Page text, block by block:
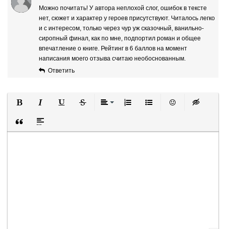
Можно почитать! У автора неплохой слог, ошибок в тексте
нет, сюжет и характер у героев присутствуют. Читалось легко
и с интересом, только через чур уж сказочный, ванильно-
сиропный финал, как по мне, подпортил роман и общее
впечатление о книге. Рейтинг в 6 баллов на момент
написания моего отзыва считаю необоснованным.
Ответить
Вставка цитаты
Вставка спойлера